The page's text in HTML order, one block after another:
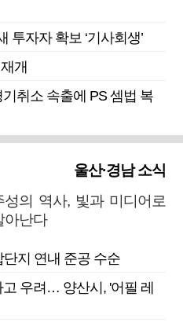
자자 확보 ‘기사회생’
개
취소 속출에 PS 셈법 복
울산·경남 소식
성의 역사, 빛과 미디어로
아난다
지 연내 준공 수순
우려… 양산시, '어필 레